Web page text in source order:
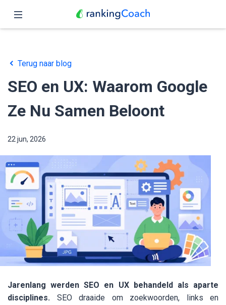
Functies
Prijzen
Partners
Blog
Nederlands
Terug naar blog
SEO en UX: Waarom Google
Ze Nu Samen Beloont
22 jun, 2026
Jarenlang werden SEO en UX behandeld als aparte
disciplines. SEO draaide om zoekwoorden, links en